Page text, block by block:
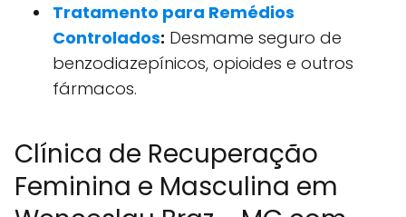
Tratamento para Remédios
Controlados: Desmame seguro de
benzodiazepínicos, opioides e outros
fármacos.
Clínica de Recuperação
Feminina e Masculina em